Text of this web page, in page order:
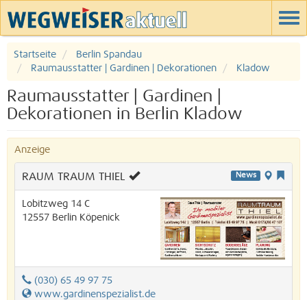
Startseite
Berlin Spandau
Raumausstatter | Gardinen | Dekorationen
Kladow
Raumausstatter | Gardinen |
Dekorationen in Berlin Kladow
Anzeige
News
RAUM TRAUM THIEL
Lobitzweg 14 C
12557 Berlin Köpenick
(030) 65 49 97 75
www.gardinenspezialist.de